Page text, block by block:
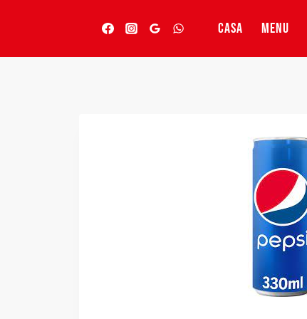
CASA MENU